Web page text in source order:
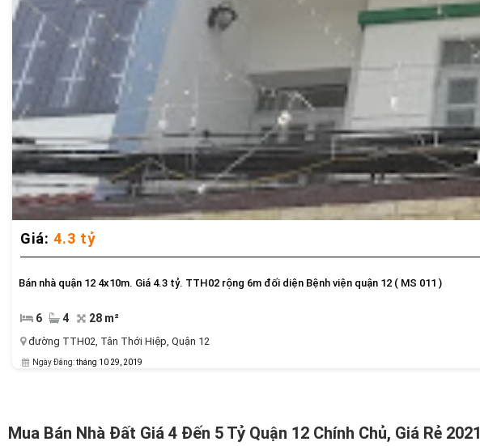
Giá: 4.3 tỷ
Bán nhà quận 12 4x10m. Giá 4.3 tỷ. TTH02 rộng 6m đối diện Bệnh viện quận 12 ( MS 011 )
6 4 28 m²
đường TTH02 Tân Thới Hiệp, Quận 12
Ngày Đăng:tháng 10 29, 2019
Mua Bán Nhà Đất Giá 4 Đến 5 Tỷ Quận 12 Chính Chủ, Giá Rẻ 2021